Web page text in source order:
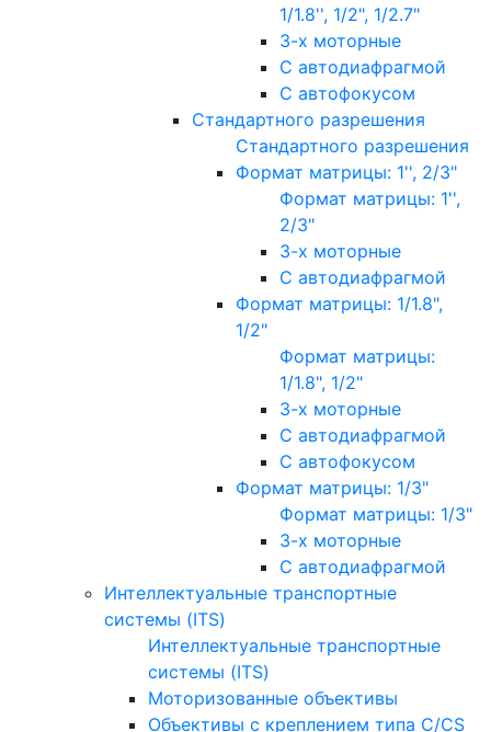
1/1.8'', 1/2", 1/2.7"
3-х моторные
С автодиафрагмой
С автофокусом
Стандартного разрешения
Стандартного разрешения
Формат матрицы: 1'', 2/3"
Формат матрицы: 1'',
2/3"
3-х моторные
С автодиафрагмой
Формат матрицы: 1/1.8",
1/2"
Формат матрицы:
1/1.8", 1/2"
3-х моторные
С автодиафрагмой
С автофокусом
Формат матрицы: 1/3"
Формат матрицы: 1/3"
3-х моторные
С автодиафрагмой
Интеллектуальные транспортные
системы (ITS)
Интеллектуальные транспортные
системы (ITS)
Моторизованные объективы
Объективы с креплением типа C/CS